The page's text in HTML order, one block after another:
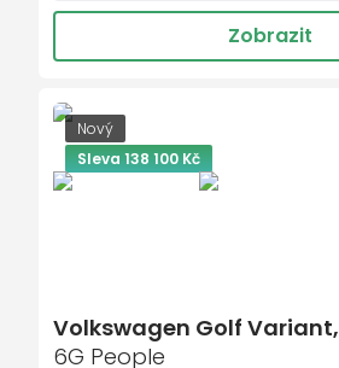
Asistent rozjezdu do kopce
Bluetooth
Řazení na volantu
Start-stop systém
USB
Zobrazit
Nový
Sleva 138 100 Kč
Volkswagen Golf Variant,
6G People